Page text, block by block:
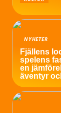
NYHETER
Fjällens
spelens
en
äventyr